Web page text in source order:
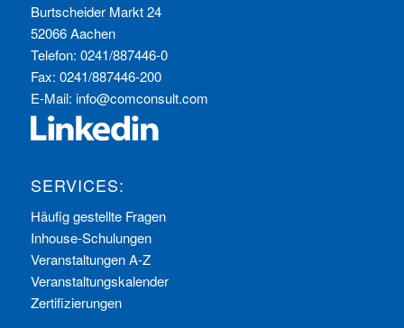
Burtscheider Markt 24
52066 Aachen
Telefon: 0241/887446-0
Fax: 0241/887446-200
E-Mail: info@comconsult.com
SERVICES:
Häufig gestellte Fragen
Inhouse-Schulungen
Veranstaltungen A-Z
Veranstaltungskalender
Zertifizierungen